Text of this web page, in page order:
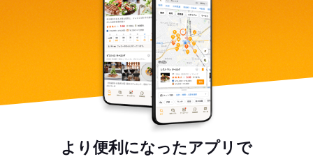
より便利になったアプリで